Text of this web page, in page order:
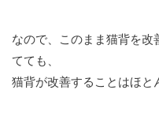
なので、このまま猫背を改
てても、
猫背が改善することはほと